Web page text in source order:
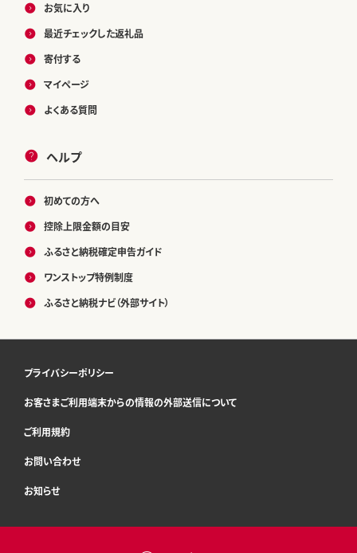
お気に入り
最近チェックした返礼品
寄付する
マイページ
よくある質問
ヘルプ
初めての方へ
控除上限金額の目安
ふるさと納税確定申告ガイド
ワンストップ特例制度
ふるさと納税ナビ（外部サイト）
プライバシーポリシー
お客さまご利用端末からの情報の外部送信について
ご利用規約
お問い合わせ
お知らせ